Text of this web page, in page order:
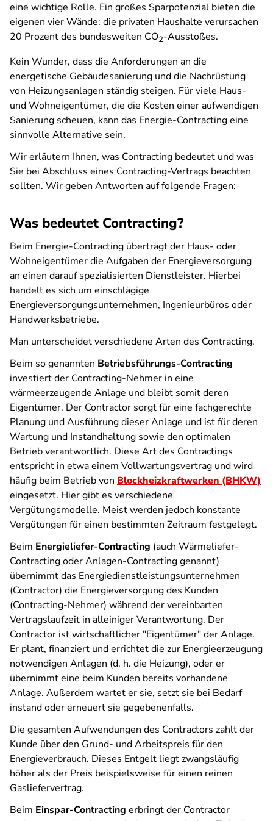
eine wichtige Rolle. Ein großes Sparpotenzial bieten die
eigenen vier Wände: die privaten Haushalte verursachen
20 Prozent des bundesweiten CO2-Ausstoßes.
Kein Wunder, dass die Anforderungen an die
energetische Gebäudesanierung und die Nachrüstung
von Heizungsanlagen ständig steigen. Für viele Haus-
und Wohneigentümer, die die Kosten einer aufwendigen
Sanierung scheuen, kann das Energie-Contracting eine
sinnvolle Alternative sein.
Wir erläutern Ihnen, was Contracting bedeutet und was
Sie bei Abschluss eines Contracting-Vertrags beachten
sollten. Wir geben Antworten auf folgende Fragen:
Was bedeutet Contracting?
Beim Energie-Contracting überträgt der Haus- oder
Wohneigentümer die Aufgaben der Energieversorgung
an einen darauf spezialisierten Dienstleister. Hierbei
handelt es sich um einschlägige
Energieversorgungsunternehmen, Ingenieurbüros oder
Handwerksbetriebe.
Man unterscheidet verschiedene Arten des Contracting.
Beim so genannten Betriebsführungs-Contracting
investiert der Contracting-Nehmer in eine
wärmeerzeugende Anlage und bleibt somit deren
Eigentümer. Der Contractor sorgt für eine fachgerechte
Planung und Ausführung dieser Anlage und ist für deren
Wartung und Instandhaltung sowie den optimalen
Betrieb verantwortlich. Diese Art des Contractings
entspricht in etwa einem Vollwartungsvertrag und wird
häufig beim Betrieb von Blockheizkraftwerken (BHKW)
eingesetzt. Hier gibt es verschiedene
Vergütungsmodelle. Meist werden jedoch konstante
Vergütungen für einen bestimmten Zeitraum festgelegt.
Beim Energieliefer-Contracting (auch Wärmeliefer-
Contracting oder Anlagen-Contracting genannt)
übernimmt das Energiedienstleistungsunternehmen
(Contractor) die Energieversorgung des Kunden
(Contracting-Nehmer) während der vereinbarten
Vertragslaufzeit in alleiniger Verantwortung. Der
Contractor ist wirtschaftlicher "Eigentümer" der Anlage.
Er plant, finanziert und errichtet die zur Energieerzeugung
notwendigen Anlagen (d. h. die Heizung), oder er
übernimmt eine beim Kunden bereits vorhandene
Anlage. Außerdem wartet er sie, setzt sie bei Bedarf
instand oder erneuert sie gegebenenfalls.
Die gesamten Aufwendungen des Contractors zahlt der
Kunde über den Grund- und Arbeitspreis für den
Energieverbrauch. Dieses Entgelt liegt zwangsläufig
höher als der Preis beispielsweise für einen reinen
Gasliefervertrag.
Beim Einspar-Contracting erbringt der Contractor